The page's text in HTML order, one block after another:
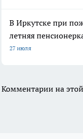
В Иркутске при
летняя
27 июля
Комментарии на